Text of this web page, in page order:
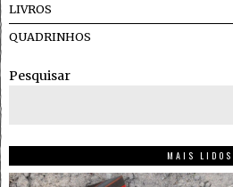
LIVROS
QUADRINHOS
Pesquisar
MAIS LIDOS